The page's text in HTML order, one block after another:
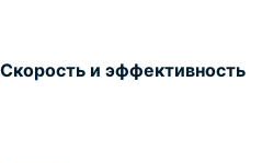
Скорость и эффективность